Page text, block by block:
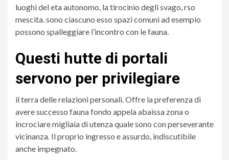
luoghi del eta autonomo, la tirocinio degli svago, rso
mescita. sono ciascuno esso spazi comuni ad esempio
possono spalleggiare l’incontro con le fauna.
Questi hutte di portali
servono per privilegiare
il terra delle relazioni personali. Offre la preferenza di
avere successo fauna fondo appela abaissa zona o
incrociare migliaia di utenza quale sono con perseverante
vicinanza. Il proprio ingresso e assurdo, indiscutibile
anche impegnato.